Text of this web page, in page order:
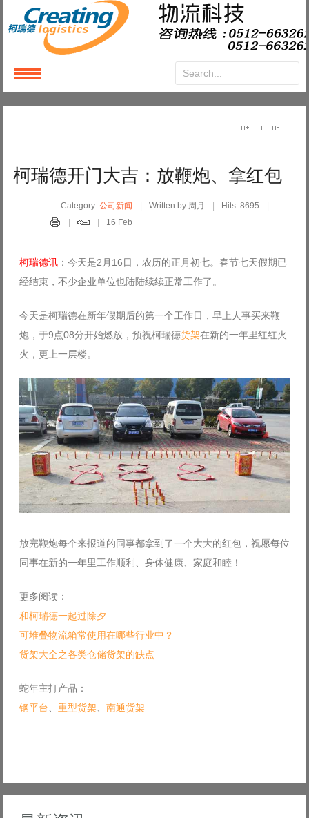
柯瑞德开门大吉：放鞭炮、拿红包
Category:公司新闻 Written by 周月
Hits: 8695
16 Feb
柯瑞德讯 ：今天是2月16日，农历的正月初七。春节七天假期已
经结束，不少企业单位也陆陆续续正常工作了。
今天是柯瑞德在新年假期后的第一个工作日，早上人事买来鞭
炮，于9点08分开始燃放，预祝柯瑞德货架在新的一年里红红火
火，更上一层楼。
放完鞭炮每个来报道的同事都拿到了一个大大的红包，祝愿每位
同事在新的一年里工作顺利、身体健康、家庭和睦！
更多阅读：
和柯瑞德一起过除夕
可堆叠物流箱常使用在哪些行业中？
货架大全之各类仓储货架的缺点
蛇年主打产品：
钢平台、 重型货架、 南通货架
LoginorRegister
Log in with Facebook
Forgot your username?